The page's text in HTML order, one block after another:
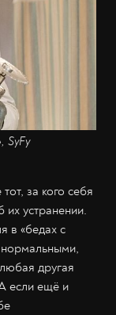
SyFy
за кого себя
их устранении.
в «бедах с
нормальными,
другая
если ещё и